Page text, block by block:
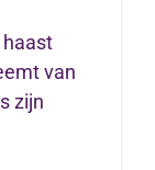
van
zijn